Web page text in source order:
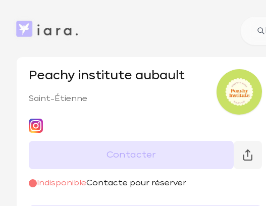
Peachy institute aubault
Saint-Étienne
Contacter
IndisponibleContacte pour réserver
@peachy.institute